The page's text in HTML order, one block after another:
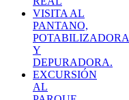
VISITA AL
PANTANO,
POTABILIZADORA
Y
DEPURADORA.
EXCURSIÓN
AL